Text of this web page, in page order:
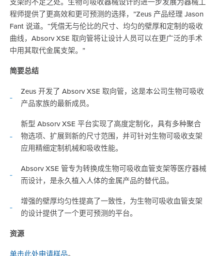
支架的不足之处。生物可吸收器械设计的进一步发展为器械工
程师提供了更高效和更可预测的选择，”Zeus 产品经理 Jason
Fant 说道。“凭借无与伦比的尺寸、均匀的壁厚和定制的吸收
曲线，Absorv XSE 取向管将让设计人员可以在更广泛的手术
中用其取代金属支架。”
简要总结
Zeus 开发了 Absorv XSE 取向管，这是本公司生物可吸收
产品家族的最新成员。
新型 Absorv XSE 平台实现了高度定制化，具有多种聚合
物选项、扩展到新的尺寸范围，并可针对生物可吸收支架
应用精细定制机械和吸收性能。
Absorv XSE 管专为转换成生物可吸收血管支架等医疗器械
而设计，是永久植入人体的金属产品的替代品。
增强的壁厚均匀性提高了一致性，为生物可吸收血管支架
的设计提供了一个更可预测的平台。
资源
单击此处申请样品。